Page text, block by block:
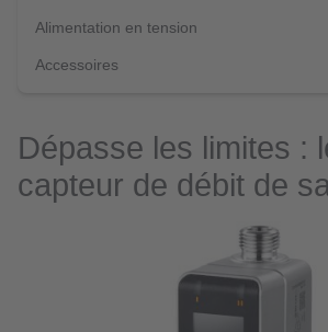
Alimentation en tension
Accessoires
Dépasse les limites :
capteur de débit de